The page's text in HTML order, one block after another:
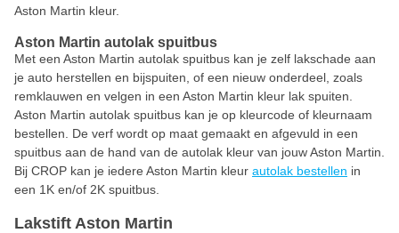
Aston Martin kleur.
Aston Martin autolak spuitbus
Met een Aston Martin autolak spuitbus kan je zelf lakschade aan
je auto herstellen en bijspuiten, of een nieuw onderdeel, zoals
remklauwen en velgen in een Aston Martin kleur lak spuiten.
Aston Martin autolak spuitbus kan je op kleurcode of kleurnaam
bestellen. De verf wordt op maat gemaakt en afgevuld in een
spuitbus aan de hand van de autolak kleur van jouw Aston Martin.
Bij CROP kan je iedere Aston Martin kleur autolak bestellen in
een 1K en/of 2K spuitbus.
Lakstift Aston Martin